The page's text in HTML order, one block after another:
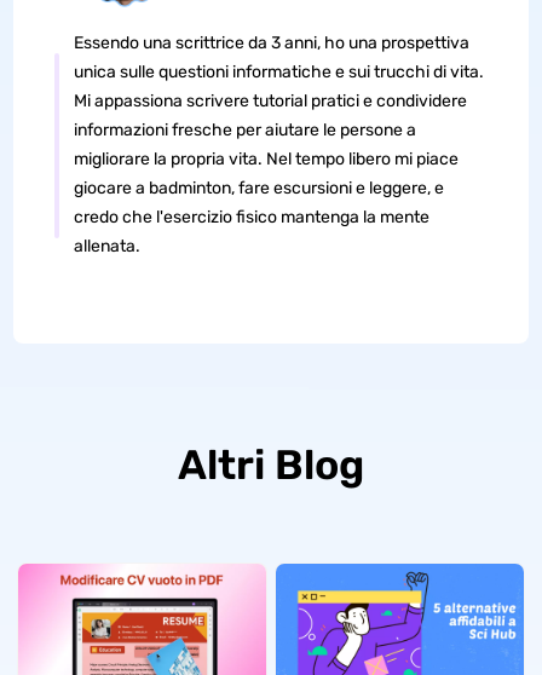
Essendo una scrittrice da 3 anni, ho una prospettiva
unica sulle questioni informatiche e sui trucchi di vita.
Mi appassiona scrivere tutorial pratici e condividere
informazioni fresche per aiutare le persone a
migliorare la propria vita. Nel tempo libero mi piace
giocare a badminton, fare escursioni e leggere, e
credo che l'esercizio fisico mantenga la mente
allenata.
Altri Blog